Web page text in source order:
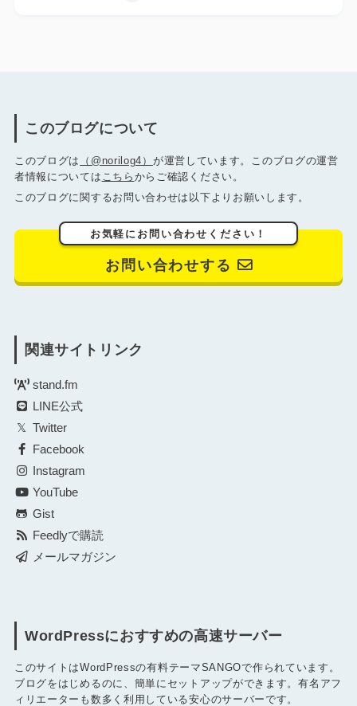
このブログについて
このブログは （@norilog4） が運営しています。このブログの運営
者情報については こちら からご確認ください。
このブログに関するお問い合わせは以下よりお願いします。
お気軽にお問い合わせください！
お問い合わせする
関連サイトリンク
stand.fm
LINE公式
Twitter
Facebook
Instagram
YouTube
Gist
Feedlyで購読
メールマガジン
WordPressにおすすめの高速サーバー
このサイトはWordPressの有料テーマSANGOで作られています。
ブログをはじめるのに、簡単にセットアップができます。有名アフ
ィリエーターも数多く利用している安心のサーバーです。